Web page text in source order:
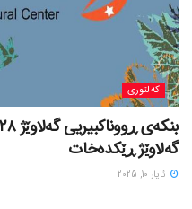
کەلتوری
گەلاوێژ ڕێکدەخات
ئایار 10, 2025